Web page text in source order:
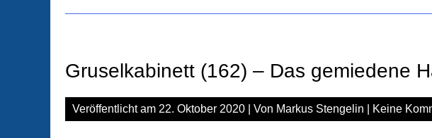
Gruselkabinett (162) – Das gemiedene
Veröffentlicht am 22. Oktober 2020 | Von Markus Stengelin Keine